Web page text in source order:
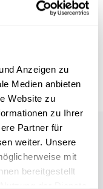
Anzeigen zu
Medien anbieten
Website zu
zu Ihrer
Partner für
weiter. Unsere
mit
bereitgestellt